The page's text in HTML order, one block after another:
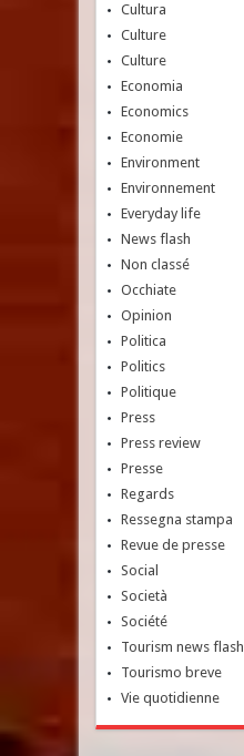
Cultura
Culture
Culture
Economia
Economics
Economie
Environment
Environnement
Everyday life
News flash
Non classé
Occhiate
Opinion
Politica
Politics
Politique
Press
Press review
Presse
Regards
Ressegna stampa
Revue de presse
Social
Società
Société
Tourism news flash
Tourismo breve
Vie quotidienne